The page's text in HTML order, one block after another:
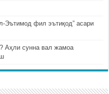
фил эътиқод” асари
сунна вал жамоа